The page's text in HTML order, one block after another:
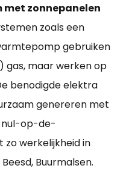
met zonnepanelen
zoals een
gebruiken
gas, maar werken op
benodigde elektra
genereren met
nul-op-de-
werkelijkheid in
Buurmalsen.